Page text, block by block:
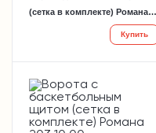
(сетка в комплекте) Романа
Купить